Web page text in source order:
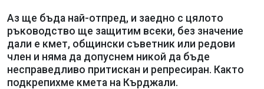
Аз ще бъда най-отпред, и заедно с цялото
ръководство ще защитим всеки, без значение
дали е кмет, общински съветник или редови
член и няма да допуснем никой да бъде
несправедливо притискан и репресиран. Както
подкрепихме кмета на Кърджали.